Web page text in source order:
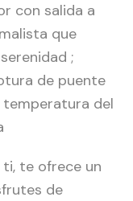
con salida a
que
;
de puente
del
te ofrece un
de